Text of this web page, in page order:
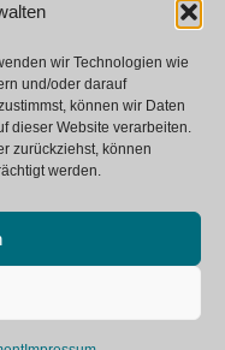
wir Technologien wie
und/oder darauf
können wir Daten
dieser Website verarbeiten.
zurückziehst, können
werden.